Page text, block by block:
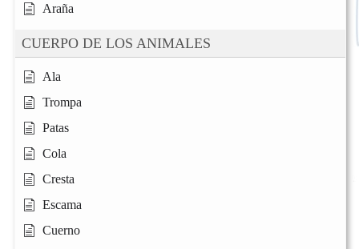
Araña
CUERPO DE LOS ANIMALES
Ala
Trompa
Patas
Cola
Cresta
Escama
Cuerno